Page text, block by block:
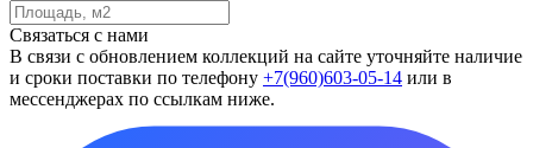
Связаться с нами
В связи с обновлением коллекций на сайте уточняйте наличие
и сроки поставки по телефону +7(960)603-05-14 или в
мессенджерах по ссылкам ниже.